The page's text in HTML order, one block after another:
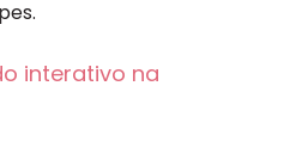
interativo na